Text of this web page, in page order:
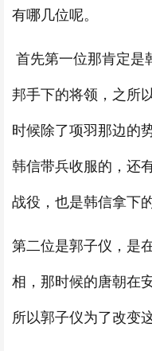
有哪几位呢。
首先第一位那肯定是
邦手下的将领，之所
时候除了项羽那边的
韩信带兵收服的，还
战役，也是韩信拿下的
第二位是郭子仪，是
相，那时候的唐朝在
所以郭子仪为了改变